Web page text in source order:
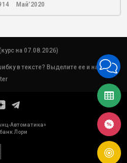
Май’2020
на 07.08.2026)
в тексте? Выделите ее и нажмите
Автоматика»
Лори